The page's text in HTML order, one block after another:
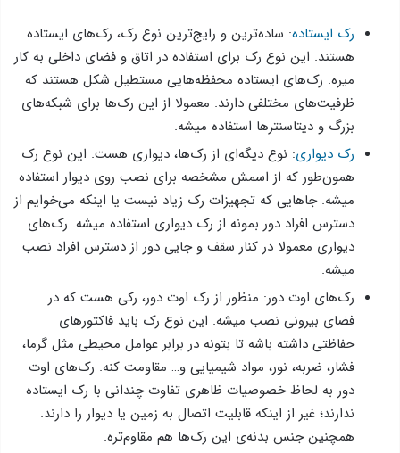
رک‌ ایستاده: ساده‌ترین و رایج‌ترین نوع رک، رک‌های ایستاده
هستند. این نوع رک برای استفاده در اتاق و فضای داخلی به کار
میره. رک‌های ایستاده محفظه‌هایی مستطیل شکل هستند که
ظرفیت‌های مختلفی دارند. معمولا از این رک‌ها برای شبکه‌های
بزرگ و دیتاسنترها استفاده میشه.
رک دیواری: نوع دیگه‌ای از رک‌ها، دیواری هست. این نوع رک
همون‌طور که از اسمش مشخصه برای نصب روی دیوار استفاده
میشه. جاهایی که تجهیزات رک زیاد نیست یا اینکه می‌خوایم از
دسترس افراد دور بمونه از رک دیواری استفاده میشه. رک‌های
دیواری معمولا در کنار سقف و جایی دور از دسترس افراد نصب
میشه.
رک‌های اوت دور: منظور از رک اوت دور، رکی هست که در
فضای بیرونی نصب میشه. این نوع رک باید فاکتورهای
حفاظتی داشته باشه تا بتونه در برابر عوامل محیطی مثل گرما،
فشار، ضربه، نور، مواد شیمیایی و… مقاومت کنه. رک‌های اوت
دور به لحاظ خصوصیات ظاهری تفاوت چندانی با رک ایستاده
ندارند؛ غیر از اینکه قابلیت اتصال به زمین یا دیوار را دارند.
همچنین جنس بدنه‌ی این رک‌ها هم مقاوم‌تره.